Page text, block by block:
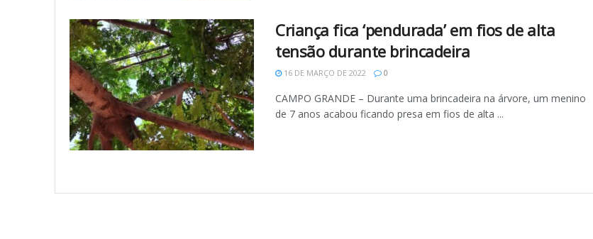
Criança fica ‘pendurada’ em fios de alta
tensão durante brincadeira
16 DE MARÇO DE 2022 0
CAMPO GRANDE – Durante uma brincadeira na árvore, um menino
de 7 anos acabou ficando presa em fios de alta ...